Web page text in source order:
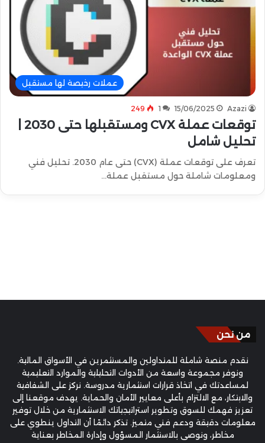
عملات رخيصة لها مستقبل
Azazi
15/06/2025
1
249
تحليل شامل
تعرف على توقعات عملة (CVX) حتى عام 2030. تحليل فني
ومعلومات شاملة حول مستقبل عملة…
من نحن
نقدم منصة شاملة للمتداولين والمستثمرين في الأسواق المالية.
ونوفر مجموعة واسعة من الأدوات التحليلية والموارد التعليمية
لمساعدتك في اتخاذ قرارات استثمارية مدروسة. نركز على الشفافية
والابتكار، مع الالتزام بأعلى معايير الأمان والحماية. يهدف موقعنا إلى
تعزيز فهمك للسوق وتطوير استراتيجياتك الاستثمارية من خلال توفير
معلومات دقيقة ودعم فني متميز. تذكر دائمًا أن التداول ينطوي على
مخاطر، ونوصي بالاستثمار المسؤول وإدارة المخاطر بعناية